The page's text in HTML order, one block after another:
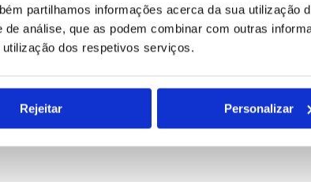
partilhamos informações acerca da sua
de análise, que as podem combinar com outras
utilização dos respetivos serviços.
Rejeitar Personalizar